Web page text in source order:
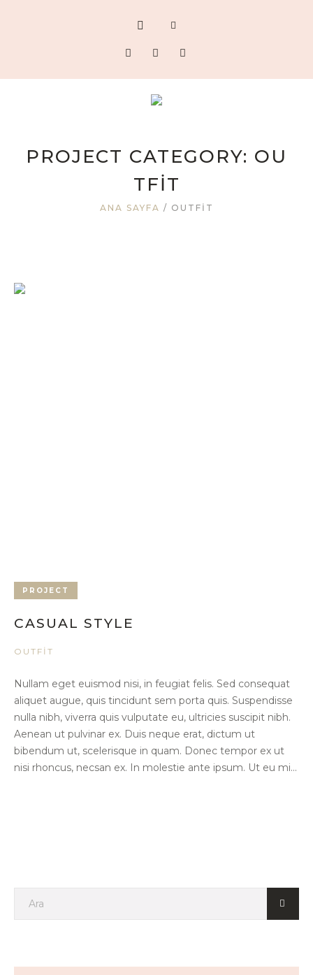
PROJECT CATEGORY: OU
TFIT
ANA SAYFA / OUTFIT
PROJECT
CASUAL STYLE
OUTFIT
Nullam eget euismod nisi, in feugiat felis. Sed consequat
aliquet augue, quis tincidunt sem porta quis. Suspendisse
nulla nibh, viverra quis vulputate eu, ultricies suscipit nibh.
Aenean ut pulvinar ex. Duis neque erat, dictum ut
bibendum ut, scelerisque in quam. Donec tempor ex ut
nisi rhoncus, necsan ex. In molestie ante ipsum. Ut eu mi...